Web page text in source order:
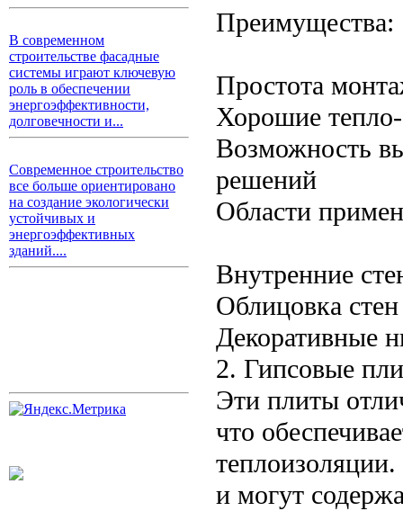
В современном
строительстве фасадные
системы играют ключевую
роль в обеспечении
энергоэффективности,
долговечности и...
Современное строительство
все больше ориентировано
на создание экологически
устойчивых и
энергоэффективных
зданий....
Преимущества:
Простота
Хорошие тепло-
Возможность
решений
Области
Внутренние
Облицовка
Декоративные
2. Гипсовые
Эти плиты
что
и могут